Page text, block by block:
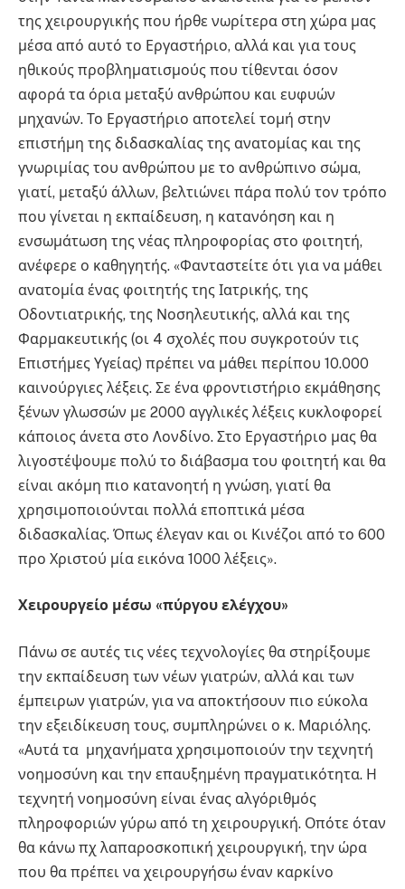
της χειρουργικής που ήρθε νωρίτερα στη χώρα μας
μέσα από αυτό το Εργαστήριο, αλλά και για τους
ηθικούς προβληματισμούς που τίθενται όσον
αφορά τα όρια μεταξύ ανθρώπου και ευφυών
μηχανών. Το Εργαστήριο αποτελεί τομή στην
επιστήμη της διδασκαλίας της ανατομίας και της
γνωριμίας του ανθρώπου με το ανθρώπινο σώμα,
γιατί, μεταξύ άλλων, βελτιώνει πάρα πολύ τον τρόπο
που γίνεται η εκπαίδευση, η κατανόηση και η
ενσωμάτωση της νέας πληροφορίας στο φοιτητή,
ανέφερε ο καθηγητής. «Φανταστείτε ότι για να μάθει
ανατομία ένας φοιτητής της Ιατρικής, της
Οδοντιατρικής, της Νοσηλευτικής, αλλά και της
Φαρμακευτικής (οι 4 σχολές που συγκροτούν τις
Επιστήμες Υγείας) πρέπει να μάθει περίπου 10.000
καινούργιες λέξεις. Σε ένα φροντιστήριο εκμάθησης
ξένων γλωσσών με 2000 αγγλικές λέξεις κυκλοφορεί
κάποιος άνετα στο Λονδίνο. Στο Εργαστήριο μας θα
λιγοστέψουμε πολύ το διάβασμα του φοιτητή και θα
είναι ακόμη πιο κατανοητή η γνώση, γιατί θα
χρησιμοποιούνται πολλά εποπτικά μέσα
διδασκαλίας. Όπως έλεγαν και οι Κινέζοι από το 600
προ Χριστού μία εικόνα 1000 λέξεις».
Χειρουργείο μέσω «πύργου ελέγχου»
Πάνω σε αυτές τις νέες τεχνολογίες θα στηρίξουμε
την εκπαίδευση των νέων γιατρών, αλλά και των
έμπειρων γιατρών, για να αποκτήσουν πιο εύκολα
την εξειδίκευση τους, συμπληρώνει ο κ. Μαριόλης.
«Αυτά τα μηχανήματα χρησιμοποιούν την τεχνητή
νοημοσύνη και την επαυξημένη πραγματικότητα. Η
τεχνητή νοημοσύνη είναι ένας αλγόριθμός
πληροφοριών γύρω από τη χειρουργική. Οπότε όταν
θα κάνω πχ λαπαροσκοπική χειρουργική, την ώρα
που θα πρέπει να χειρουργήσω έναν καρκίνο